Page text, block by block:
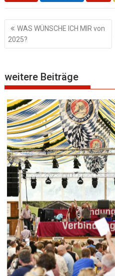
Beitragsnavigation
WAS WÜNSCHE ICH MIR von
2025?
weitere Beiträge